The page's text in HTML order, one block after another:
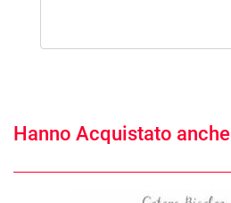
Hanno Acquistato anche